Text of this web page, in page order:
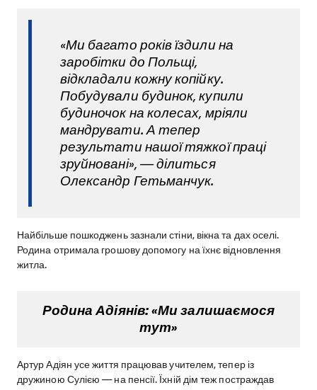
«Ми багато років їздили на
заробітки до Польщі,
відкладали кожну копійку.
Побудували будинок, купили
будиночок на колесах, мріяли
мандрувати. А тепер
результати нашої тяжкої праці
зруйновані», — ділиться
Олександр Гетьманчук.
Найбільше пошкоджень зазнали стіни, вікна та дах оселі.
Родина отримала грошову допомогу на їхнє відновлення
житла.
Родина Адіянів: «Ми залишаємося
тут»
Артур Адіян усе життя працював учителем, тепер із
дружиною Сулією — на пенсії. Їхній дім теж постраждав